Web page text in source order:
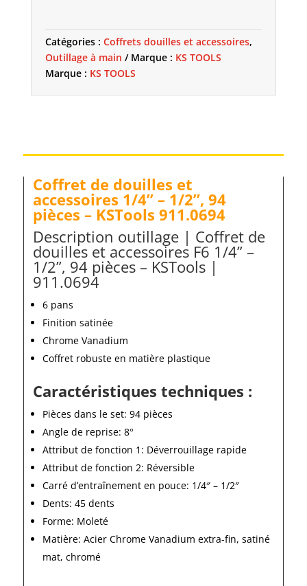
149,90 €.
est :
ACCESSOIRES
1/4''
-
1/2'',
911.0694
Catégories : Coffrets douilles et accessoires,
Outillage à main
Marque : KS TOOLS
Marque : KS TOOLS
Coffret de douilles et
accessoires 1/4” – 1/2”, 94
pièces – KSTools 911.0694
Description outillage | Coffret de
douilles et accessoires F6 1/4” –
1/2”, 94 pièces – KSTools |
911.0694
6 pans
Finition satinée
Chrome Vanadium
Coffret robuste en matière plastique
Caractéristiques techniques :
Pièces dans le set: 94 pièces
Angle de reprise: 8°
Attribut de fonction 1: Déverrouillage rapide
Attribut de fonction 2: Réversible
Carré d’entraînement en pouce: 1/4″ – 1/2″
Dents: 45 dents
Forme: Moleté
Matière: Acier Chrome Vanadium extra-fin, satiné
mat, chromé